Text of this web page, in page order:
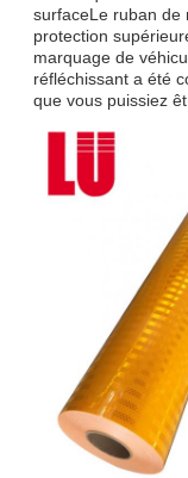
surfaceLe ruban de
protection
marquage de
réfléchissant a été
que vous puissiez